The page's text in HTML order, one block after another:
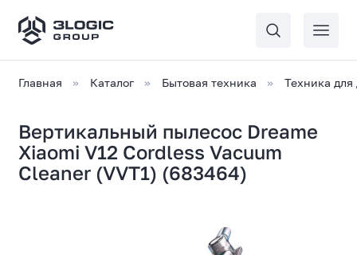
Главная Каталог Бытовая техника Техника для
Вертикальный пылесос Dreame
Xiaomi V12 Cordless Vacuum
Cleaner (VVT1) (683464)